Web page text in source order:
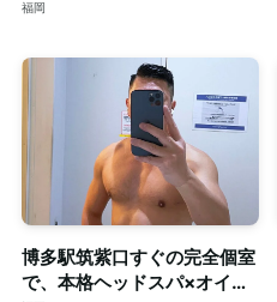
力も併せ持つイケメンセラピ
福岡
博多駅筑紫口すぐの完全個室
で、本格ヘッドスパ×オイル